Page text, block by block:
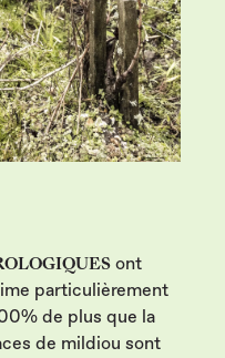
ont
particulièrement
de plus que la
de mildiou sont